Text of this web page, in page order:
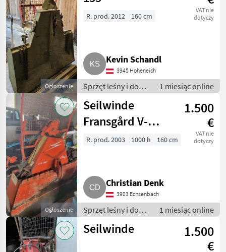
Ogłoszenie
VAT nie
dotyczy
R. prod. 2012 160 cm
Kevin Schandl
3945 Hoheneich
Sprzęt leśny i do
obróbki drewna /
Wciągarki linowe
1 miesiąc online
Ogłoszenie
Seilwinde
Fransgård V-
5000GS
1.500
€
VAT nie
dotyczy
R. prod. 2003 1000 h 160 cm
Christian Denk
3903 Echsenbach
Sprzęt leśny i do
obróbki drewna /
Wciągarki linowe
1 miesiąc online
Seilwinde
1.500
€